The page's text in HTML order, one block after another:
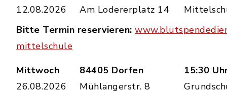
12.08.2026
Am Lodererplatz 14
Bitte Termin reservieren:
mittelschule
Mittwoch
26.08.2026
84405 Dorfen
Mühlangerstr. 8
15:30